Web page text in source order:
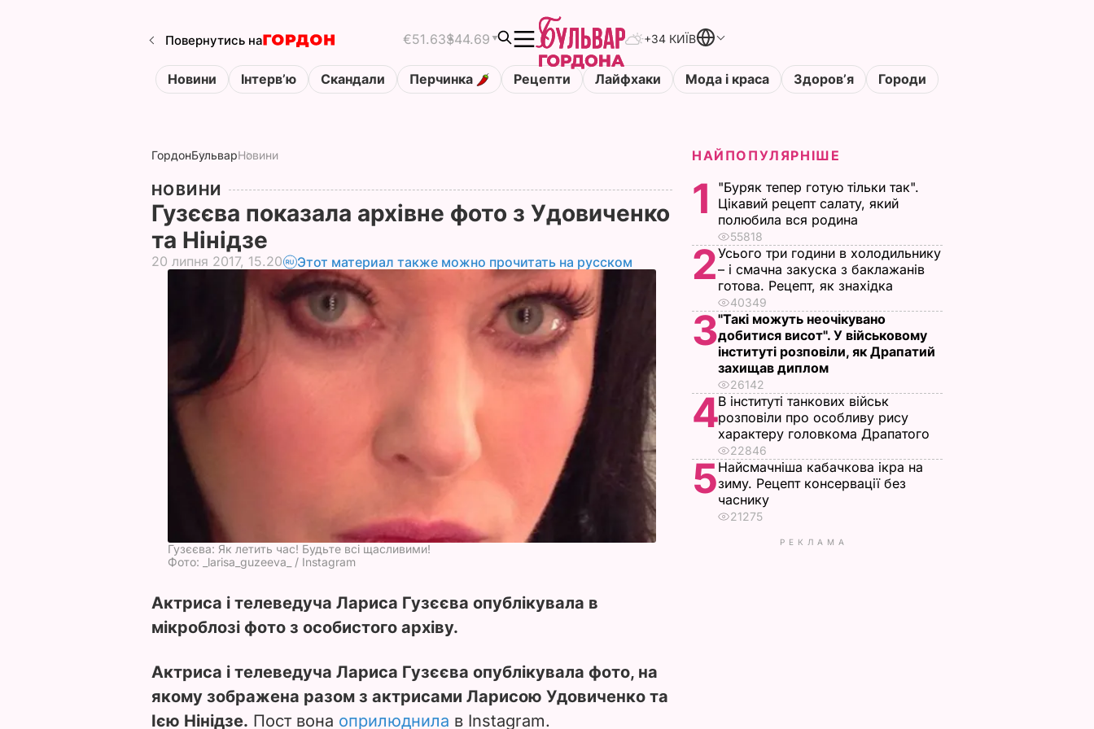
Повернутись на €51.63$44.69 +34 КИЇВ
Новини Інтервʼю Скандали Перчинка Рецепти Лайфхаки Мода і краса Здоровʼя Городи
ГордонБульварНовини
НОВИНИ
Гузєєва показала архівне фото з Удовиченко
та Нінідзе
20 липня 2017, 15.20 Этот материал также можно прочитать на русском
Гузєєва: Як летить час! Будьте всі щасливими!
Фото: _larisa_guzeeva_ / Instagram
Актриса і телеведуча Лариса Гузєєва опублікувала в
мікроблозі фото з особистого архіву.
Актриса і телеведуча Лариса Гузєєва опублікувала фото, на
якому зображена разом з актрисами Ларисою Удовиченко та
Ією Нінідзе. Пост вона оприлюднила в Instagram.
НАЙПОПУЛЯРНІШЕ
1
"Буряк тепер готую тільки так".
Цікавий рецепт салату, який
полюбила вся родина
55818
2Усього три години в холодильнику
– і смачна закуска з баклажанів
готова. Рецепт, як знахідка
40349
3"Такі можуть неочікувано
добитися висот". У військовому
інституті розповіли, як Драпатий
захищав диплом
26142
4В інституті танкових військ
розповіли про особливу рису
характеру головкома Драпатого
22846
5Найсмачніша кабачкова ікра на
зиму. Рецепт консервації без
часнику
21275
РЕКЛАМА